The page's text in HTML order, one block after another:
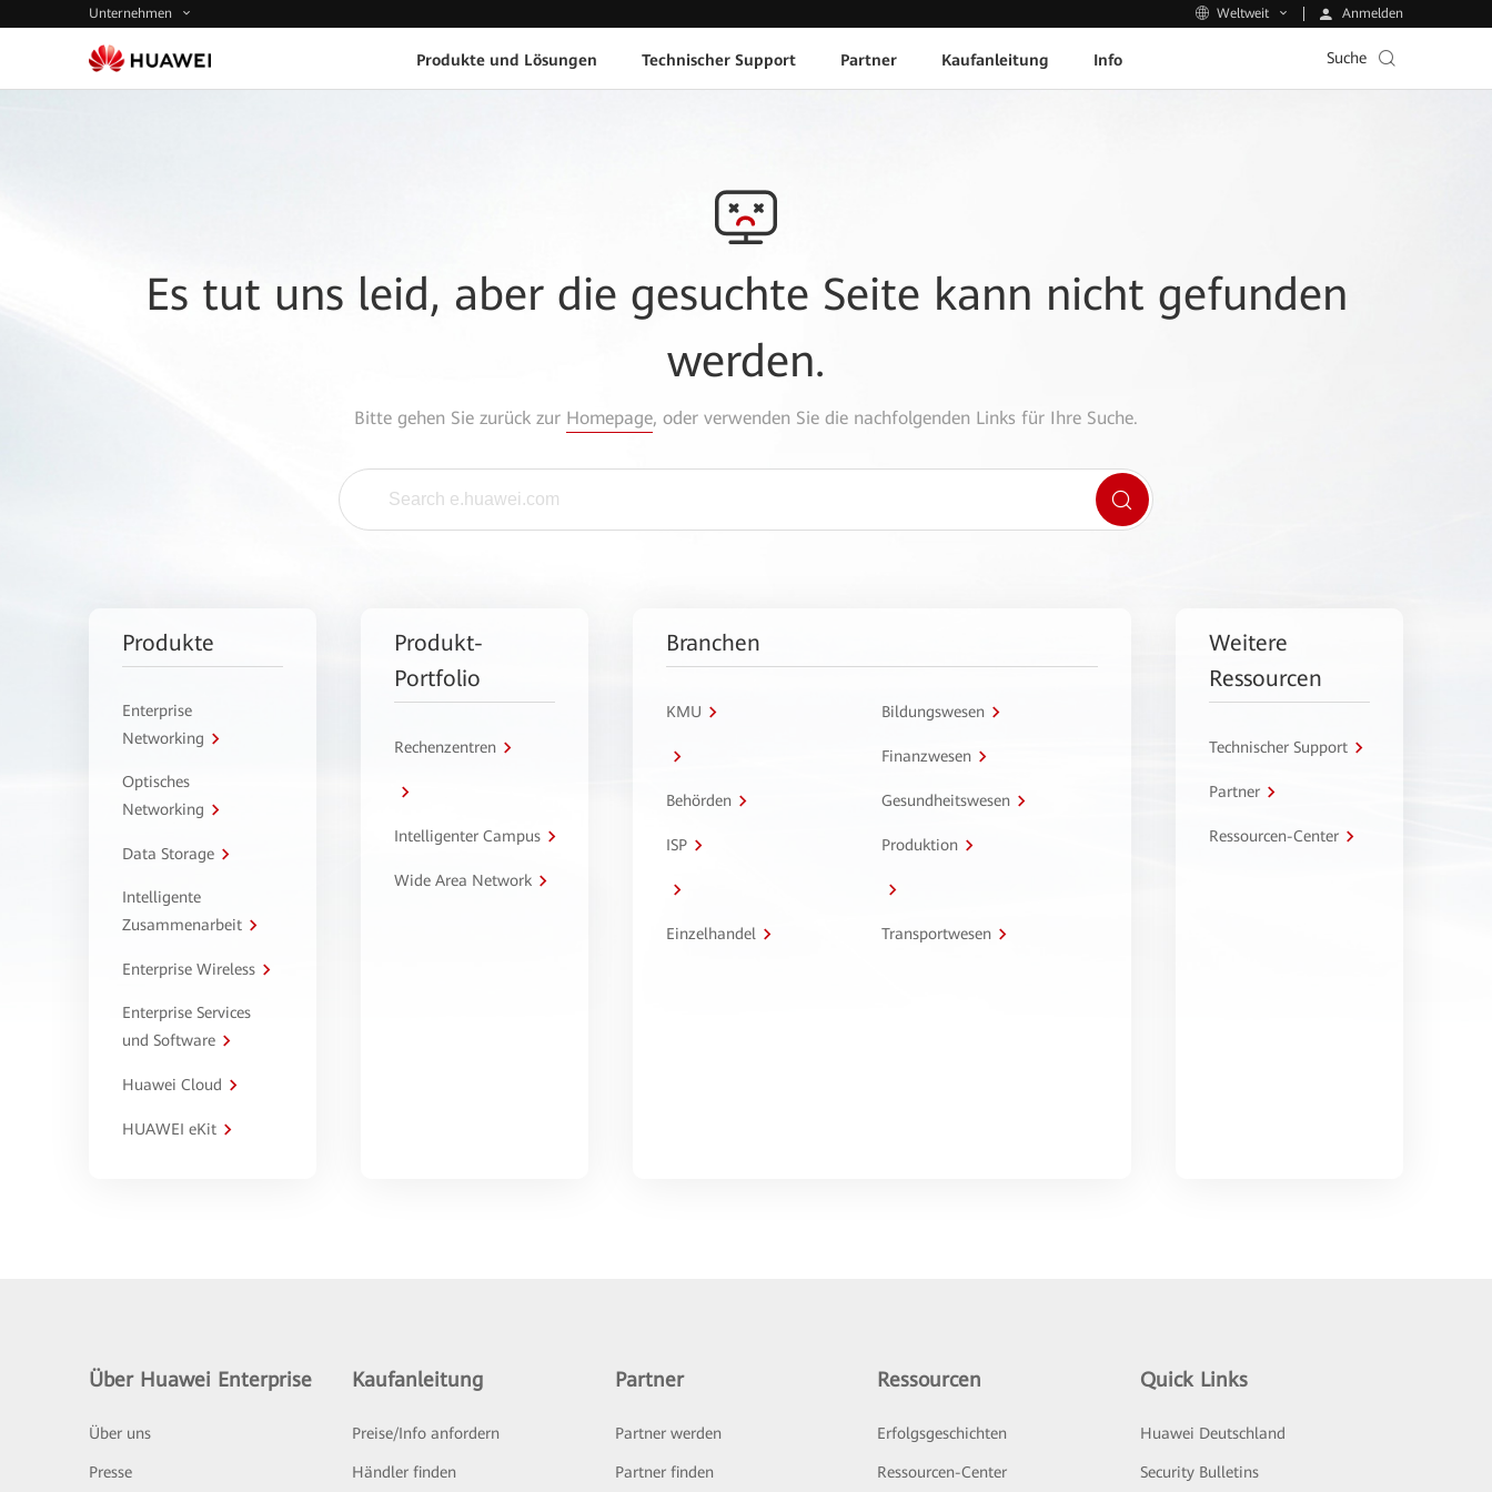
Unternehmen Weltweit Anmelden
Produkte und Lösungen Technischer Support Partner Kaufanleitung Info Suche
Es tut uns leid, aber die gesuchte Seite kann nicht gefunden
werden.
Bitte gehen Sie zurück zur Homepage, oder verwenden Sie die nachfolgenden Links für Ihre Suche.
Produkte
Enterprise
Networking
Optisches
Networking
Data Storage
Intelligente
Zusammenarbeit
Enterprise Wireless
Enterprise Services
und Software
Huawei Cloud
HUAWEI eKit
Produkt-
Portfolio
Rechenzentren
Intelligenter Campus
Wide Area Network
Branchen
KMU Bildungswesen
Finanzwesen
Behörden Gesundheitswesen
ISP Produktion
Einzelhandel Transportwesen
Weitere
Ressourcen
Technischer Support
Partner
Ressourcen-Center
Über Huawei Enterprise
Über uns
Presse
Kaufanleitung
Preise/Info anfordern
Händler finden
Partner
Partner werden
Partner finden
Ressourcen
Erfolgsgeschichten
Ressourcen-Center
Quick Links
Huawei Deutschland
Security Bulletins